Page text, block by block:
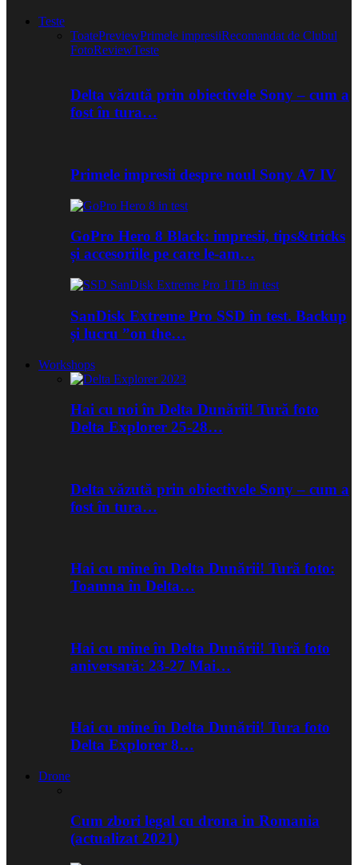
Teste
ToatePreviewPrimele impresiiRecomandat de Clubul
FotoReviewTeste
Delta văzută prin obiectivele Sony – cum a
fost în tura…
Primele impresii despre noul Sony A7 IV
GoPro Hero 8 Black: impresii, tips&tricks
și accesoriile pe care le-am…
SanDisk Extreme Pro SSD în test. Backup
și lucru ”on the…
Workshops
Hai cu noi în Delta Dunării! Tură foto
Delta Explorer 25-28…
Delta văzută prin obiectivele Sony – cum a
fost în tura…
Hai cu mine în Delta Dunării! Tură foto:
Toamna în Delta…
Hai cu mine în Delta Dunării! Tură foto
aniversară: 23-27 Mai…
Hai cu mine în Delta Dunării! Tura foto
Delta Explorer 8…
Drone
Cum zbori legal cu drona in Romania
(actualizat 2021)